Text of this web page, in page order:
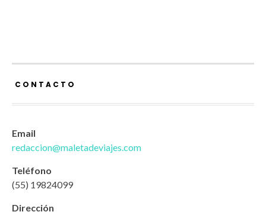
CONTACTO
Email
redaccion@maletadeviajes.com
Teléfono
(55) 19824099
Dirección